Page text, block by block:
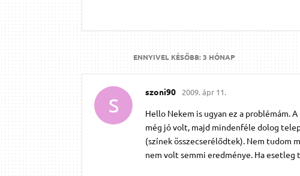
ENNYIVEL KÉSŐBB:3 HÓNAP
S
szoni90 2009. ápr 11.
Hello Nekem is ugyan ez a problémám.
még jó volt, majd mindenféle dolog
(színek összecserélődtek). Nem tudom
nem volt semmi eredménye. Ha